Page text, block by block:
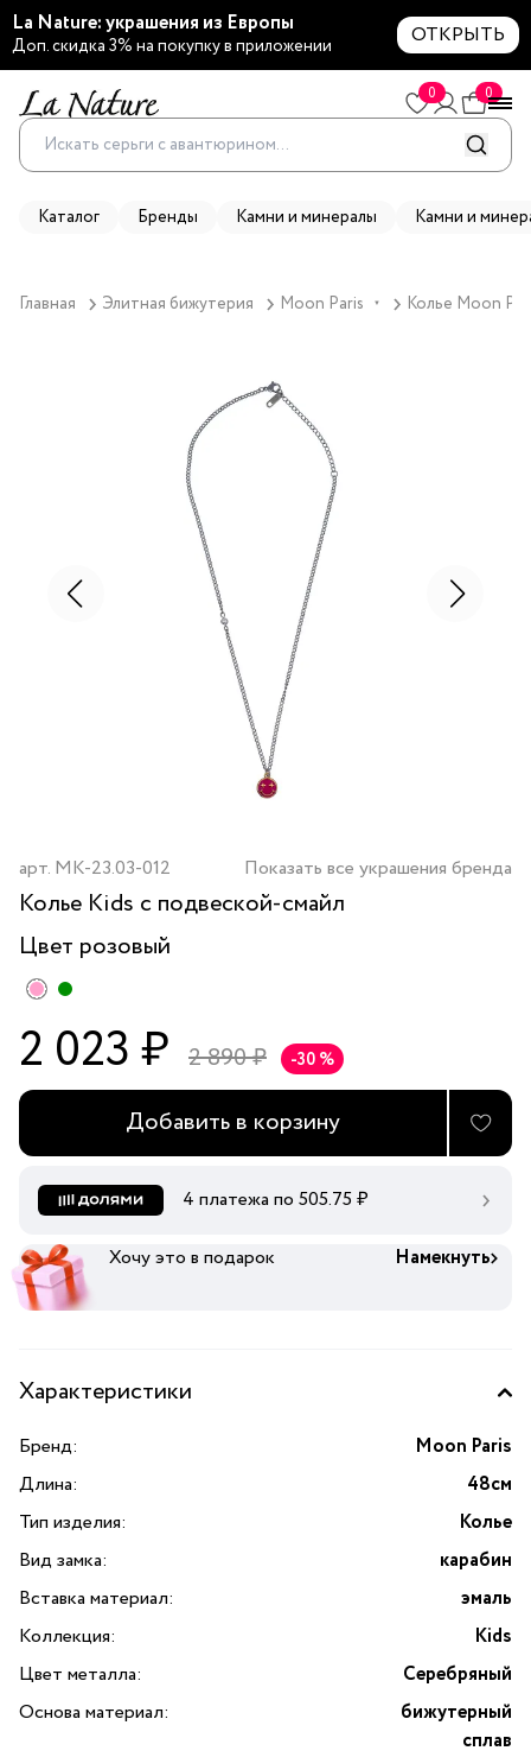
La Nature: украшения из Европы
Доп. скидка 3% на покупку в приложении ОТКРЫТЬ
0 0
Каталог Бренды Камни и минералы Камни и
Главная Элитная бижутерия Moon Paris ▼ Колье Moon
арт. MK-23.03-012 Показать все украшения бренда
Колье Kids с подвеской-смайл
Цвет розовый
2 023 ₽ 2 890 ₽ -30 %
Добавить в корзину
4 платежа по 505.75 ₽
Хочу это в подарок Намекнуть
Характеристики
Бренд:
Moon Paris
Длина:
48см
Тип изделия:
Колье
Вид замка:
карабин
Вставка материал:
эмаль
Коллекция:
Kids
Цвет металла:
Серебряный
Основа материал:
бижутерный
сплав